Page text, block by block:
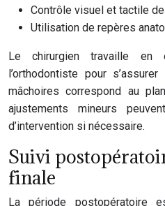
Contrôle visuel et tactile
Utilisation de repères
Le chirurgien travaille en
l’orthodontiste pour
mâchoires correspond au
ajustements mineurs
d’intervention si nécessaire.
Suivi
finale
La période postopératoire